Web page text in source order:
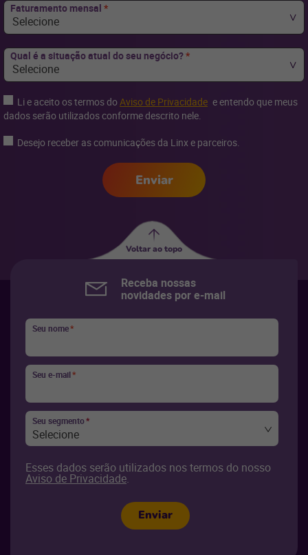
Faturamento mensal *
Selecione
Qual é a situação atual do seu negócio?*
Selecione
Li e aceito os termos do Aviso de Privacidade e entendo que meus
dados serão utilizados conforme descrito nele.
Desejo receber as comunicações da Linx e parceiros.
Enviar
Voltar ao topo
Receba nossas
novidades por e-mail
Seu nome*
Seu e-mail*
Seu segmento*
Selecione
Esses dados serão utilizados nos termos do nosso
Aviso de Privacidade.
Enviar